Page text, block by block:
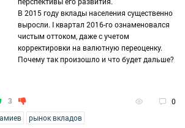
В 2015 году вклады населения существенно
выросли. I квартал 2016-го ознаменовался
чистым оттоком, даже с учетом
корректировки на валютную переоценку.
Почему так произошло и что будет дальше?
3 0
рынок вкладов